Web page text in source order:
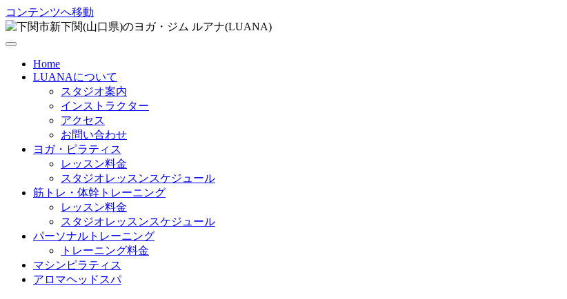
コンテンツへ移動
Home
LUANAについて
スタジオ案内
インストラクター
アクセス
お問い合わせ
ヨガ・ピラティス
レッスン料金
スタジオレッスンスケジュール
筋トレ・体幹トレーニング
レッスン料金
スタジオレッスンスケジュール
パーソナルトレーニング
トレーニング料金
マシンピラティス
アロマヘッドスパ